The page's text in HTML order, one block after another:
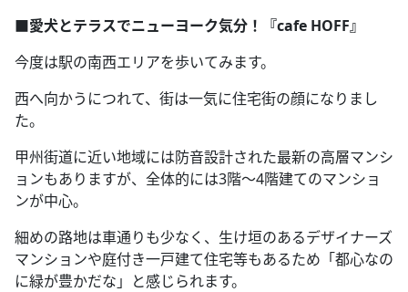
■愛犬とテラスでニューヨーク気分！『cafe HOFF』
今度は駅の南西エリアを歩いてみます。
西へ向かうにつれて、街は一気に住宅街の顔になりまし
た。
甲州街道に近い地域には防音設計された最新の高層マンシ
ョンもありますが、全体的には3階～4階建てのマンショ
ンが中心。
細めの路地は車通りも少なく、生け垣のあるデザイナーズ
マンションや庭付き一戸建て住宅等もあるため「都心なの
に緑が豊かだな」と感じられます。